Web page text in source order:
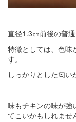
直径1.3㎝前後の普通
特徴としては、色味
す。
しっかりとした匂い
味もチキンの味が強
てこいかもしれませ